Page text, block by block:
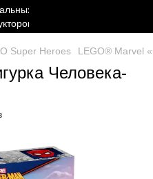
Super Heroes LEGO® Marvel
Человека-